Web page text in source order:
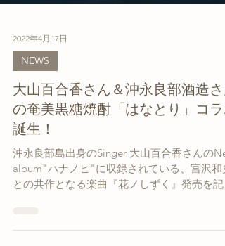
2022年4月17日
NEWS
大山百合香さん＆沖永良部酒造さ
の奄美黒糖焼酎「はなとり」コラ
誕生！
沖永良部島出身のSinger 大山百合香さんの
album"ハナノヒ"に収録されている、宮沢和